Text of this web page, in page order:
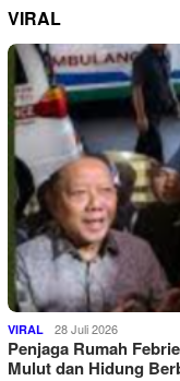
VIRAL
VIRAL 28 Juli 2026
Penjaga Rumah
Mulut dan Hidung